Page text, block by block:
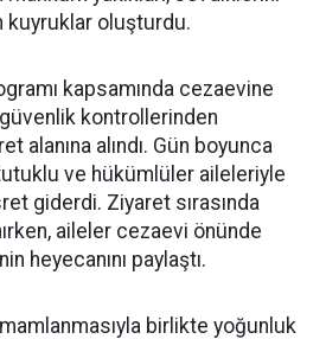
kuyruklar oluşturdu.
kapsamında cezaevine
kontrollerinden
alanına alındı. Gün boyunca
ve hükümlüler aileleriyle
giderdi. Ziyaret sırasında
aileler cezaevi önünde
heyecanını paylaştı.
birlikte yoğunluk